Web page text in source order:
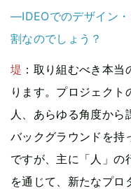
—IDEOでのデザイン
割なのでしょう？
堤 ：取り組むべき本
ります。プロジェクト
人、あらゆる角度から
バックグラウンドを持
ですが、主に「人」の
を通じて、新たなプロ